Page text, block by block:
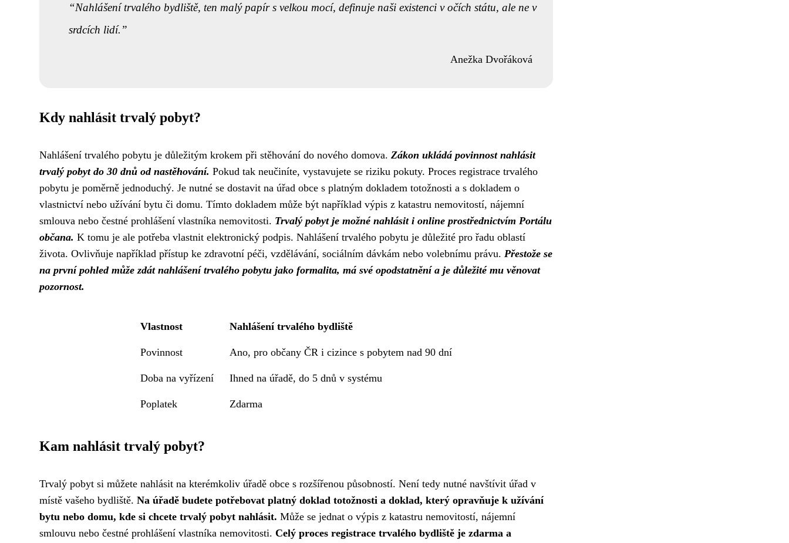
Nahlášení trvalého bydliště, ten malý papír s velkou mocí, definuje naši existenci v očích státu, ale ne v
srdcích lidí.
Anežka Dvořáková
Kdy nahlásit trvalý pobyt?
Nahlášení trvalého pobytu je důležitým krokem při stěhování do nového domova. Zákon ukládá povinnost nahlásit
trvalý pobyt do 30 dnů od nastěhování. Pokud tak neučiníte, vystavujete se riziku pokuty. Proces registrace trvalého
pobytu je poměrně jednoduchý. Je nutné se dostavit na úřad obce s platným dokladem totožnosti a s dokladem o
vlastnictví nebo užívání bytu či domu. Tímto dokladem může být například výpis z katastru nemovitostí, nájemní
smlouva nebo čestné prohlášení vlastníka nemovitosti. Trvalý pobyt je možné nahlásit i online prostřednictvím Portálu
občana. K tomu je ale potřeba vlastnit elektronický podpis. Nahlášení trvalého pobytu je důležité pro řadu oblastí
života. Ovlivňuje například přístup ke zdravotní péči, vzdělávání, sociálním dávkám nebo volebnímu právu. Přestože se
na první pohled může zdát nahlášení trvalého pobytu jako formalita, má své opodstatnění a je důležité mu věnovat
pozornost.
Vlastnost Nahlášení trvalého bydliště
Povinnost Ano, pro občany ČR i cizince s pobytem nad 90 dní
Doba na vyřízení Ihned na úřadě, do 5 dnů v systému
Poplatek Zdarma
Kam nahlásit trvalý pobyt?
Trvalý pobyt si můžete nahlásit na kterémkoliv úřadě obce s rozšířenou působností. Není tedy nutné navštívit úřad v
místě vašeho bydliště. Na úřadě budete potřebovat platný doklad totožnosti a doklad, který opravňuje k užívání
bytu nebo domu, kde si chcete trvalý pobyt nahlásit. Může se jednat o výpis z katastru nemovitostí, nájemní
smlouvu nebo čestné prohlášení vlastníka nemovitosti. Celý proces registrace trvalého bydliště je zdarma a